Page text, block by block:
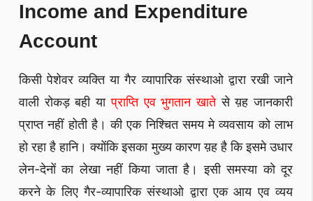
Income and Expenditure
Account
किसी पेशेवर व्यक्ति या गैर व्यापारिक संस्थाओ द्वारा रखी जाने
वाली रोकड़ बही याप्राप्ति एव भुगतान खातेसे य़ह जानकारी
प्राप्त नहीं होती है। की एक निश्चित समय मे व्यवसाय को लाभ
हो रहा है हानि। क्योंकि इसका मुख्य कारण य़ह है कि इसमे उधार
लेन-देनों का लेखा नहीं किया जाता है। इसी समस्या को दूर
करने के लिए गैर-व्यापारिक संस्थाओ द्वारा एक आय एव व्यय